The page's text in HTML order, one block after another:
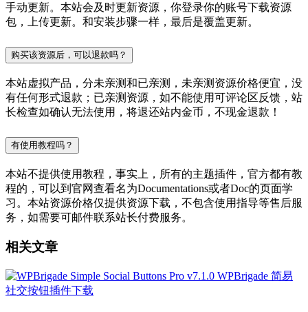
手动更新。本站会及时更新资源，你登录你的账号下载资源
包，上传更新。和安装步骤一样，最后是覆盖更新。
购买该资源后，可以退款吗？
本站虚拟产品，分未亲测和已亲测，未亲测资源价格便宜，没
有任何形式退款；已亲测资源，如不能使用可评论区反馈，站
长检查如确认无法使用，将退还站内金币，不现金退款！
有使用教程吗？
本站不提供使用教程，事实上，所有的主题插件，官方都有教
程的，可以到官网查看名为Documentations或者Doc的页面学
习。本站资源价格仅提供资源下载，不包含使用指导等售后服
务，如需要可邮件联系站长付费服务。
相关文章